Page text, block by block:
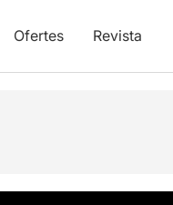
Ofertes Revista
Opinions